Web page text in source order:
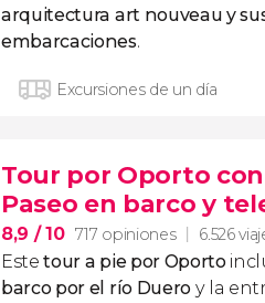
arquitectura art nouveauy
embarcaciones.
Excursiones de un día
Tour por Oporto
Paseo en barco y
8,9 / 10 717 opiniones 6.526
Estetour a pie por Oporto
barco por el río Dueroy la